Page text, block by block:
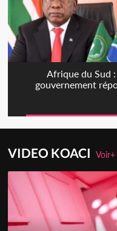
Afrique du Sud
gouvernement
VIDEO KOACIVoir+